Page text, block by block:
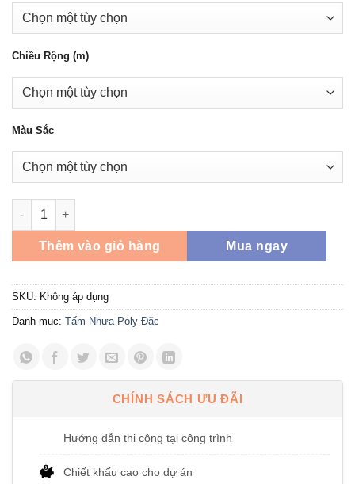
Chiều Rộng (m)
Màu Sắc
Tấm Polycarbonate Đặc Ruột 1.5MM Ocean Lite số lượng
Thêm vào giỏ hàng Mua ngay
SKU: Không áp dụng
Danh mục: Tấm Nhựa Poly Đặc
CHÍNH SÁCH ƯU ĐÃI
Hướng dẫn thi công tại công trình
Chiết khấu cao cho dự án